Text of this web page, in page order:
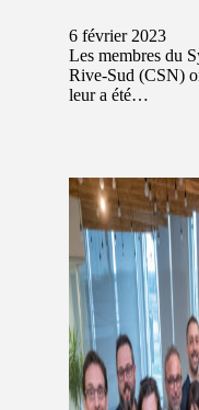
6 février 2023
Les membres du
Rive-Sud (CSN)
leur a été…